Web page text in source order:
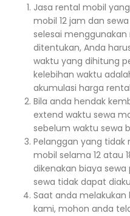
Jasa rental mobil
mobil 12 jam dan
selesai
ditentukan, Anda
waktu yang dihitung
kelebihan waktu
akumulasi harga
Bila anda hendak
extend waktu sewa
sebelum waktu sewa
Pelanggan yang tidak
mobil selama 12 atau
dikenakan biaya
sewa tidak dapat
Saat anda
kami, mohon anda